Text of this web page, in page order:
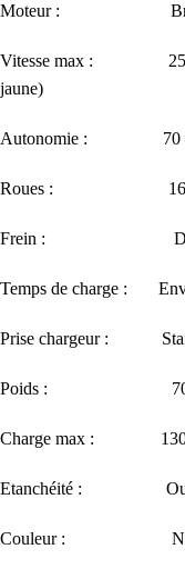
Moteur :
Vitesse max : 25 km/
jaune)
Autonomie : 70 –
Roues : 16 x
Frein : Disques
Temps de charge :
Prise chargeur :
Poids : 70
Charge max : 130
Etanchéité :
Couleur : Noir,